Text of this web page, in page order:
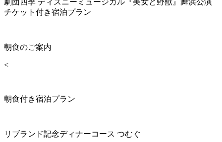
チケット付き宿泊プラン
朝食のご案内
<
朝食付き宿泊プラン
リブランド記念ディナーコース つむぐ